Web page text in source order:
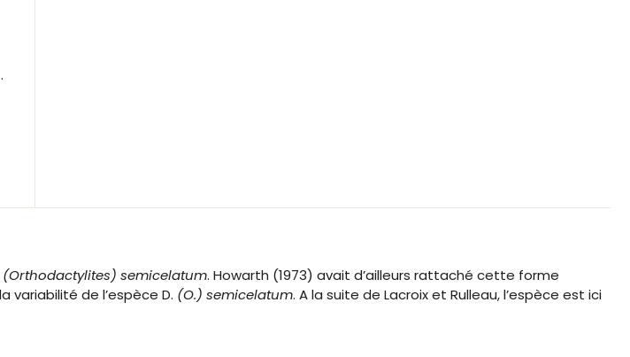
semicelatum. Howarth (1973) avait d’ailleurs rattaché cette forme
de l’espèce D. (O.) semicelatum. A la suite de Lacroix et Rulleau, l’espèce est ici